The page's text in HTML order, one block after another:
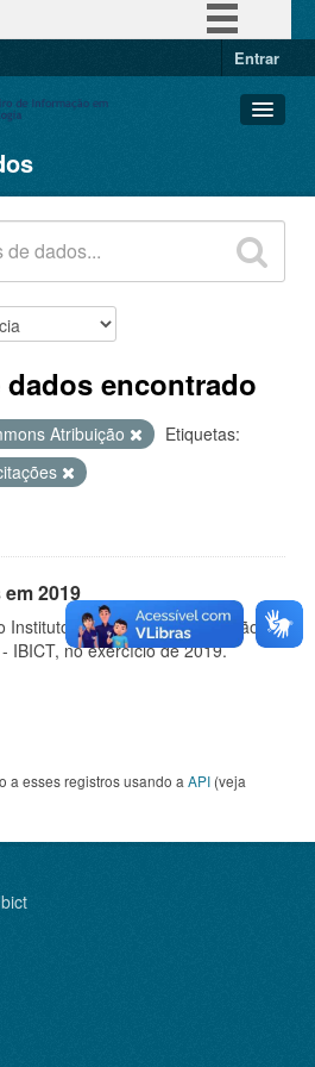
Entrar
encontrado
Atribuição
Etiquetas:
2019
Instituto Brasileiro de Informação
IBICT, no exercício de 2019.
a esses registros usando a API (veja